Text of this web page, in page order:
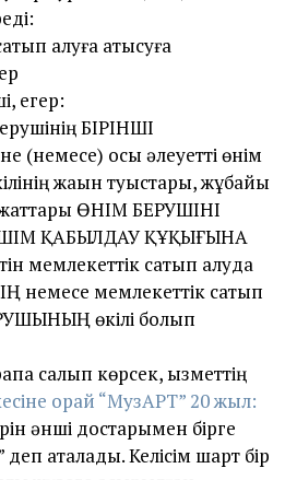
алуға қатысуға
егер:
БІРІНШІ
осы әлеуетті өнім
жақын туыстары, жұбайы
ӨНІМ БЕРУШІНІ
ҚАБЫЛДАУ ҚҰҚЫҒЫНА
мемлекеттік сатып алуда
немесе мемлекеттік сатып
өкілі болып
салып көрсек, қызметтің
орай “МузАРТ” 20 жыл:
әнші достарымен бірге
аталады. Келісім шарт бір